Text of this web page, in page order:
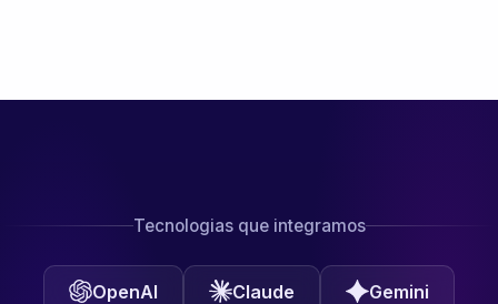
Tecnologias que integramos
OpenAI Claude Gemini